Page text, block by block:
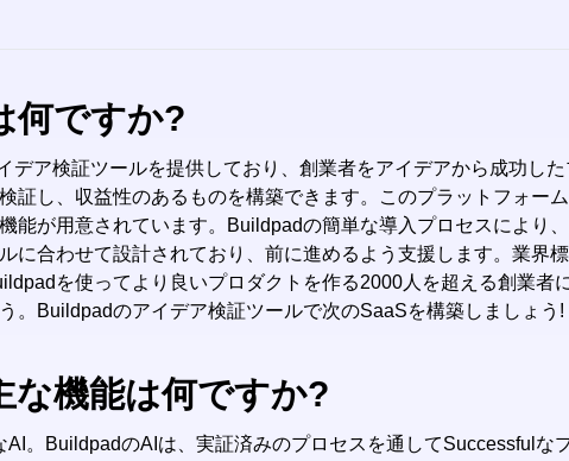
何ですか?
ア検証ツールを提供しており、創業者をアイデアから成功し
し、収益性のあるものを構築できます。このプラットフォー
能が用意されています。Buildpadの簡単な導入プロセスにより
に合わせて設計されており、前に進めるよう支援します。業界
を使ってより良いプロダクトを作る2000人を超える創業者
。Buildpadのアイデア検証ツールで次のSaaSを構築しましょう!
機能は何ですか?
。BuildpadのAIは、実証済みのプロセスを通してSuccessfulな